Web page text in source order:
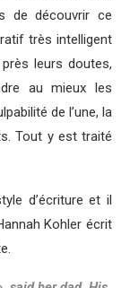
de découvrir ce
très intelligent
leurs doutes,
au mieux les
de l’une, la
Tout y est traité
d’écriture et il
Kohler écrit